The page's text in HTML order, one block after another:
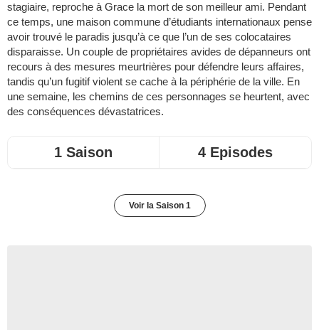
stagiaire, reproche à Grace la mort de son meilleur ami. Pendant
ce temps, une maison commune d’étudiants internationaux pense
avoir trouvé le paradis jusqu’à ce que l’un de ses colocataires
disparaisse. Un couple de propriétaires avides de dépanneurs ont
recours à des mesures meurtrières pour défendre leurs affaires,
tandis qu’un fugitif violent se cache à la périphérie de la ville. En
une semaine, les chemins de ces personnages se heurtent, avec
des conséquences dévastatrices.
1 Saison 4 Episodes
Voir la Saison 1